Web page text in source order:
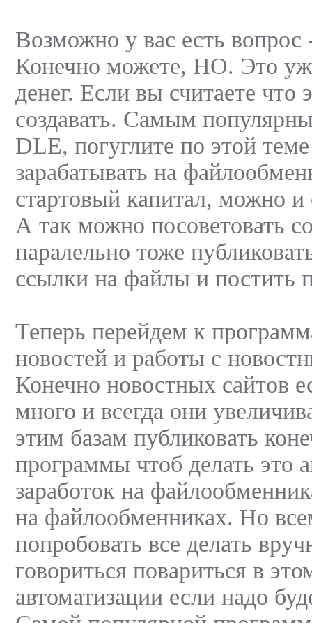
Возможно у вас есть вопрос
Конечно можете, НО. Это
денег. Если вы считаете что
создавать. Самым
DLE, погуглите по этой
зарабатывать на
стартовый капитал, можно и
А так можно посоветовать
паралельно тоже
ссылки на файлы и постить
Теперь перейдем к
новостей и работы с
Конечно новостных сайтов
много и всегда они
этим базам публиковать
программы чтоб делать это
заработок на
на файлообменниках. Но
попробовать все делать
говориться повариться в
автоматизации если надо